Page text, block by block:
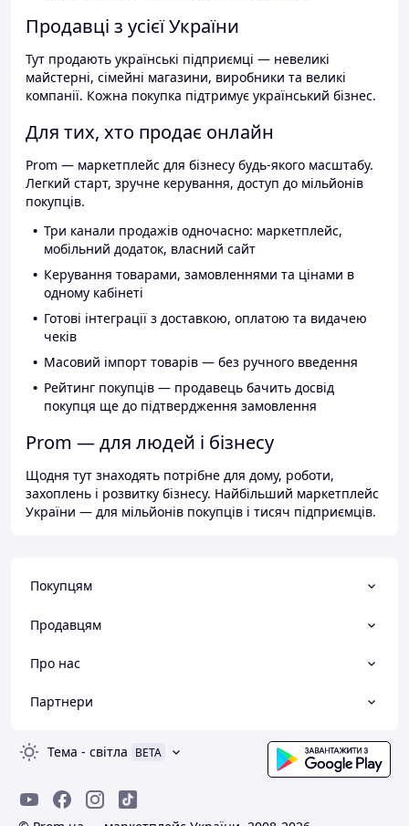
Продавці з усієї України
Тут продають українські підприємці — невеликі
майстерні, сімейні магазини, виробники та великі
компанії. Кожна покупка підтримує український бізнес.
Для тих, хто продає онлайн
Prom — маркетплейс для бізнесу будь-якого масштабу.
Легкий старт, зручне керування, доступ до мільйонів
покупців.
Три канали продажів одночасно: маркетплейс,
мобільний додаток, власний сайт
Керування товарами, замовленнями та цінами в
одному кабінеті
Готові інтеграції з доставкою, оплатою та видачею
чеків
Масовий імпорт товарів — без ручного введення
Рейтинг покупців — продавець бачить досвід
покупця ще до підтвердження замовлення
Prom — для людей і бізнесу
Щодня тут знаходять потрібне для дому, роботи,
захоплень і розвитку бізнесу. Найбільший маркетплейс
України — для мільйонів покупців і тисяч підприємців.
Покупцям
Продавцям
Про нас
Партнери
Тема - світла BETA